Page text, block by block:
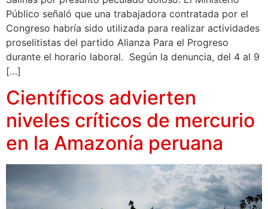
Público señaló que una trabajadora contratada por el
Congreso habría sido utilizada para realizar actividades
proselitistas del partido Alianza Para el Progreso
durante el horario laboral. Según la denuncia, del 4 al 9
[…]
Científicos advierten
niveles críticos de mercurio
en la Amazonía peruana